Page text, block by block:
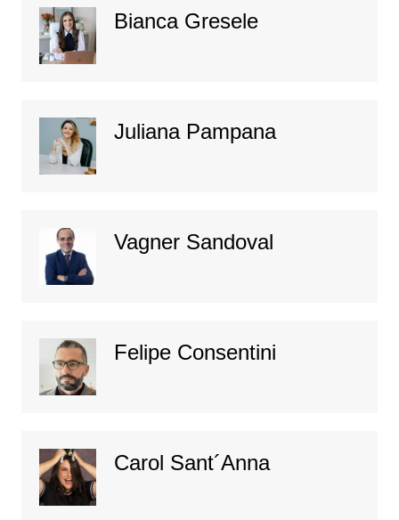
Bianca Gresele
Juliana Pampana
Vagner Sandoval
Felipe Consentini
Carol Sant´Anna